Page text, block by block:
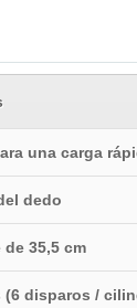
una carga
dedo
35,5 cm
(6 disparos /